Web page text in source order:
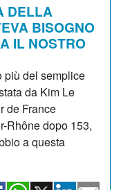
DELLA
BISOGNO
IL NOSTRO
più del semplice
da Kim Le
de France
Rhône dopo 153,
a questa